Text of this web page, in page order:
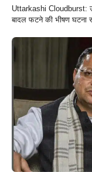
Uttarkashi Cloudburst:
बादल फटने की भीषण